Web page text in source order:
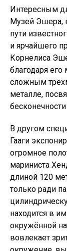
Интересным
Музей Эшера,
пути
и ярчайшего
Корнелиса
благодаря
сложным
металле,
бесконечности
В другом
Гааги
огромное
мариниста
длиной 120
только ради
находится в
окружённой
вовлекает